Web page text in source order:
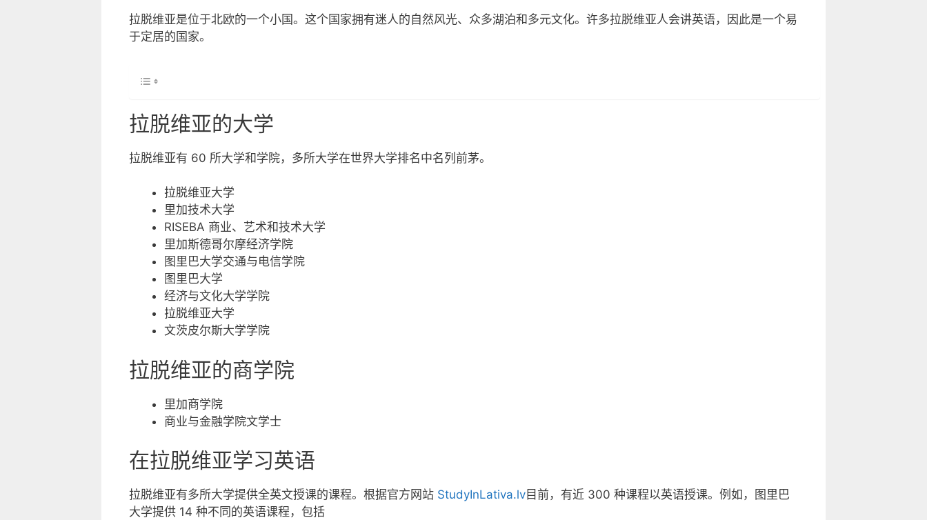
拉脱维亚是位于北欧的一个小国。这个国家拥有迷人的自然风光、众多湖泊和多元文化。许多拉脱维亚人会讲英语，因此是一个易
于定居的国家。
拉脱维亚的大学
拉脱维亚有 60 所大学和学院，多所大学在世界大学排名中名列前茅。
拉脱维亚大学
里加技术大学
RISEBA 商业、艺术和技术大学
里加斯德哥尔摩经济学院
图里巴大学交通与电信学院
图里巴大学
经济与文化大学学院
拉脱维亚大学
文茨皮尔斯大学学院
拉脱维亚的商学院
里加商学院
商业与金融学院文学士
在拉脱维亚学习英语
拉脱维亚有多所大学提供全英文授课的课程。根据官方网站 StudyInLativa.lv 目前，有近 300 种课程以英语授课。例如，图里巴
大学提供 14 种不同的英语课程，包括